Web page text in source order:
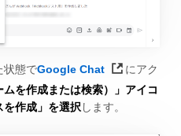
状態でGoogle Chat
にアク
を作成または検索）」アイコ
を作成」を選択 します。